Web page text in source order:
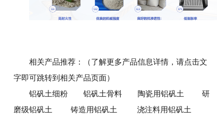
相关产品推荐：（了解更多产品信息详情，请点击文
字即可跳转到相关产品页面）
铝矾土细粉
铝矾土骨料 陶瓷用铝矾土
研
磨级铝矾土
铸造用铝矾土
浇注料用铝矾土